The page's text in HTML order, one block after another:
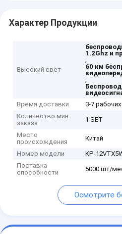
Характер Продукции
Высокий свет
1.2Ghz и
,
60 км
,
Время доставки
3-7
Количество мин
заказа
1 SET
Место
происхождения
Китай
Номер модели
KP-
Поставка
способности
5000 шт/
Осмотрите